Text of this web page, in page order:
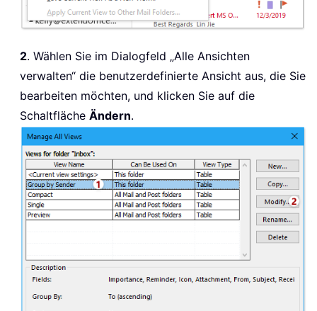
2. Wählen Sie im Dialogfeld „Alle Ansichten
verwalten“ die benutzerdefinierte Ansicht aus, die Sie
bearbeiten möchten, und klicken Sie auf die
Schaltfläche Ändern.